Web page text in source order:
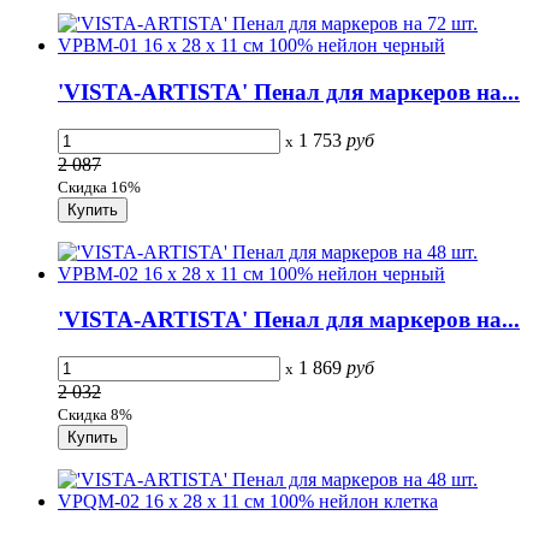
'VISTA-ARTISTA' Пенал для маркеров на...
x 1 753 руб
2 087
Скидка 16%
'VISTA-ARTISTA' Пенал для маркеров на...
x 1 869 руб
2 032
Скидка 8%